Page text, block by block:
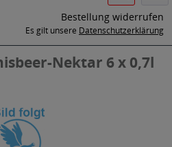
Bestellung widerrufen
Es gilt unsere Datenschutzerklärung
Nektar 6 x 0,7l